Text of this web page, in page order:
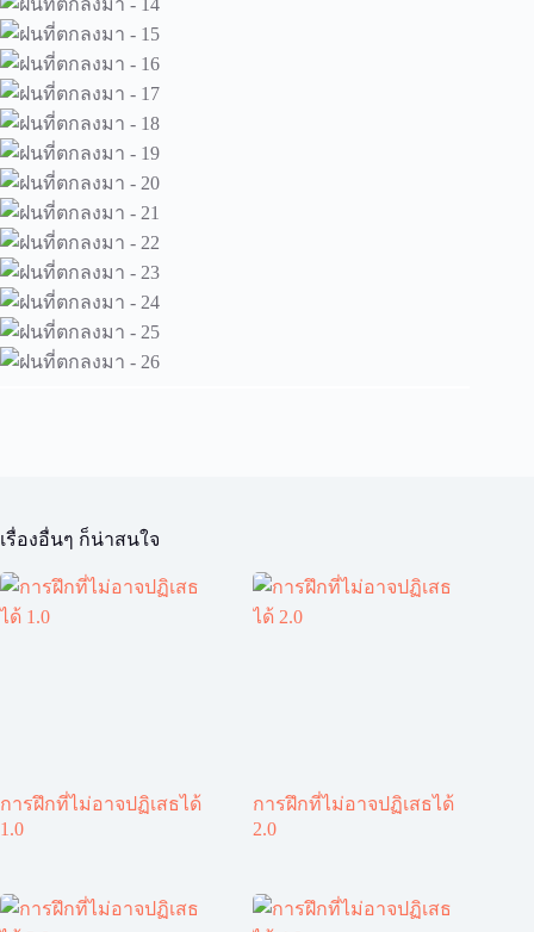
เรื่องอื่นๆ ก็น่าสนใจ
การฝึกที่ไม่อาจปฏิเสธได้
1.0
การฝึกที่ไม่อาจปฏิเสธได้
2.0